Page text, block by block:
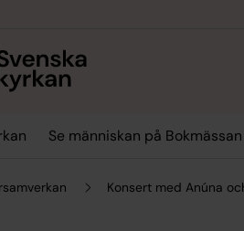
Se människan på Bokmässan
Konsert med Anúna